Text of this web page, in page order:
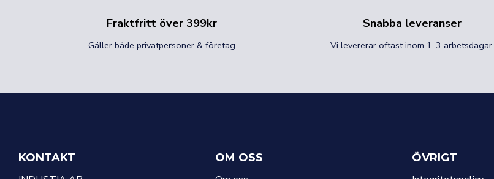
Fraktfritt över 399kr
Gäller både privatpersoner & företag
Snabba leveranser
Vi levererar oftast inom 1-3 arbetsdagar.
KONTAKT OM OSS ÖVRIGT